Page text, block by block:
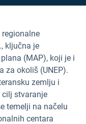
ključna je
(MAP), koji je i
za okoliš (UNEP).
zemlju i
cilj stvaranje
temelji na načelu
centara